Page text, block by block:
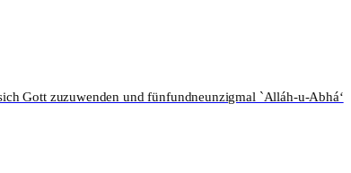
Gott zuzuwenden und fünfundneunzigmal `Alláh-u-Abhá‘